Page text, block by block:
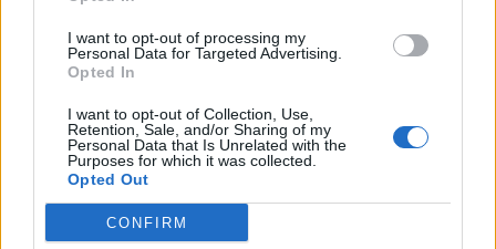
I want to opt-out of processing my
Personal Data for Targeted Advertising.
Opted In
I want to opt-out of Collection, Use,
Retention, Sale, and/or Sharing of my
Personal Data that Is Unrelated with the
Purposes for which it was collected.
Opted Out
CONFIRM
Torkove igrarije: Otroci bodo na
tokratnih igrarijah slikali z akvareli
8. avgust 2026